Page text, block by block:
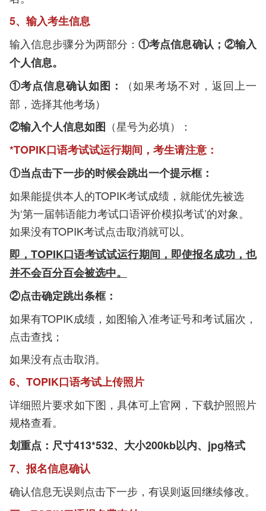
5、输入考生信息
输入信息步骤分为两部分：①考点信息确认；②输入
个人信息。
①考点信息确认如图：
（如果考场不对，返回上一
部，选择其他考场）
②输入个人信息如图 （星号为必填）：
*TOPIK口语考试试运行期间，考生请注意：
①当点击下一步的时候会跳出一个提示框：
如果能提供本人的TOPIK考试成绩，就能优先被选
为‘第一届韩语能力考试口语评价模拟考试’的对象。
如果没有TOPIK考试点击取消就可以。
即，TOPIK口语考试试运行期间，即使报名成功，也
并不会百分百会被选中。
②点击确定跳出条框：
如果有TOPIK成绩，如图输入准考证号和考试届次，
点击查找；
如果没有点击取消。
6、TOPIK口语考试上传照片
详细照片要求如下图，具体可上官网，下载护照照片
规格查看。
划重点：尺寸413*532、大小200kb以内、jpg格式
7、报名信息确认
确认信息无误则点击下一步，有误则返回继续修改。